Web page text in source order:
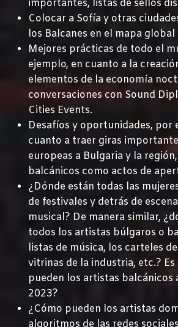
importantes, listas de sellos
Colocar a Sofía y otras
los Balcanes en el mapa global
Mejores prácticas de todo el
ejemplo, en cuanto a la
elementos de la economía
conversaciones con Sound
Cities Events.
Desafíos y oportunidades, por
cuanto a traer giras
europeas a Bulgaria y la
balcánicos como actos de
¿Dónde están todas las
de festivales y detrás de
musical? De manera similar,
todos los artistas búlgaros o
listas de música, los carteles
vitrinas de la industria, etc.? Es
pueden los artistas balcánicos
2023?
¿Cómo pueden los artistas
algoritmos de las redes